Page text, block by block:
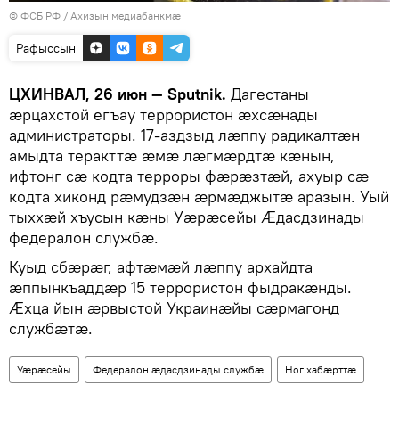
© ФСБ РФ / Ахизын медиабанкмæ
Рафыссын
ЦХИНВАЛ, 26 июн — Sputnik. Дагестаны
æрцахстой егъау террористон æхсæнады
администраторы. 17-аздзыд лæппу радикалтæн
амыдта теракттæ æмæ лæгмæрдтæ кæнын,
ифтонг сæ кодта терроры фæрæзтæй, ахуыр сæ
кодта хиконд рæмудзæн æрмæджытæ аразын. Уый
тыххæй хъусын кæны Уæрæсейы Æдасдзинады
федералон службæ.
Куыд сбæрæг, афтæмæй лæппу архайдта
æппынкъаддæр 15 террористон фыдракæнды.
Æхца йын æрвыстой Украинæйы сæрмагонд
службæтæ.
Уӕрӕсейы Федералон æдасдзинады службæ Ног хабӕрттӕ